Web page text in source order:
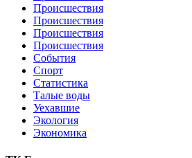
Происшествия
Происшествия
Происшествия
Происшествия
События
Спорт
Статистика
Талые воды
Уехавшие
Экология
Экономика